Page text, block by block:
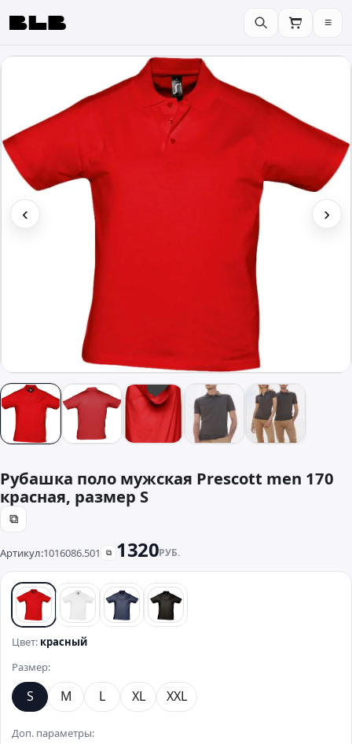
BLB ≡
‹ ›
Рубашка поло мужская Prescott men 170
красная, размер S
⧉
Артикул:1016086.501 ⧉ 1320РУБ.
красный белый синий черный
Цвет: красный
Размер:
S M L XL XXL
Доп. параметры: